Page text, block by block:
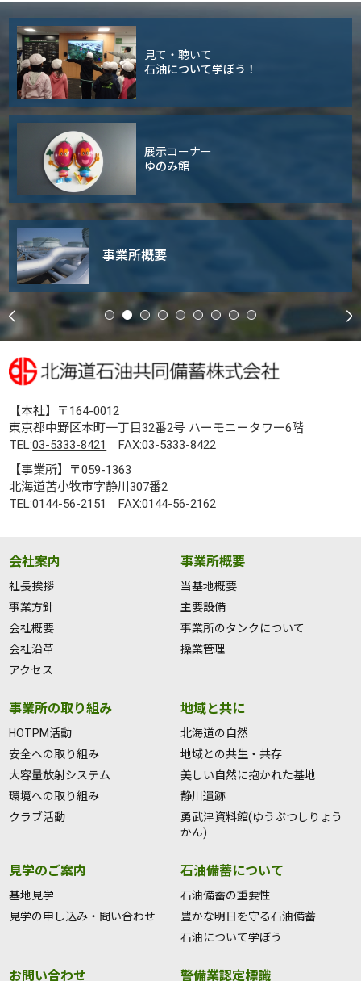
見て・聴いて
石油について学ぼう！
展示コーナー
ゆのみ館
事業所概要
【本社】〒164-0012
東京都中野区本町一丁目32番2号 ハーモニータワー6階
TEL:03-5333-8421
FAX:03-5333-8422
【事業所】〒059-1363
北海道苫小牧市字静川307番2
TEL:0144-56-2151 FAX:0144-56-2162
会社案内
社長挨拶
事業方針
会社概要
会社沿革
アクセス
事業所概要
当基地概要
主要設備
事業所のタンクについて
操業管理
事業所の取り組み
HOTPM活動
安全への取り組み
大容量放射システム
環境への取り組み
クラブ活動
地域と共に
北海道の自然
地域との共生・共存
美しい自然に抱かれた基地
静川遺跡
勇武津資料館(ゆうぶつしりょう
かん)
見学のご案内
基地見学
見学の申し込み・問い合わせ
石油備蓄について
石油備蓄の重要性
豊かな明日を守る石油備蓄
石油について学ぼう
お問い合わせ 警備業認定標識